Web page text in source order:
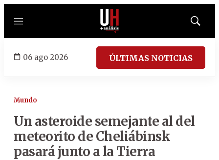
Menú
Mostrar
06 ago 2026 ÚLTIMAS NOTICIAS
Mundo
Un asteroide semejante al del
meteorito de Cheliábinsk
pasará junto a la Tierra